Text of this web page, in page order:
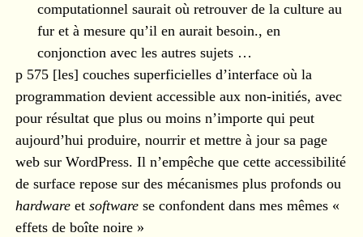
computationnel saurait où retrouver de la culture au
fur et à mesure qu’il en aurait besoin., en
conjonction avec les autres sujets …
p 575 [les] couches superficielles d’interface où la
programmation devient accessible aux non-initiés, avec
pour résultat que plus ou moins n’importe qui peut
aujourd’hui produire, nourrir et mettre à jour sa page
web sur WordPress. Il n’empêche que cette accessibilité
de surface repose sur des mécanismes plus profonds ou
hardwareet softwarese confondent dans mes mêmes «
effets de boîte noire »